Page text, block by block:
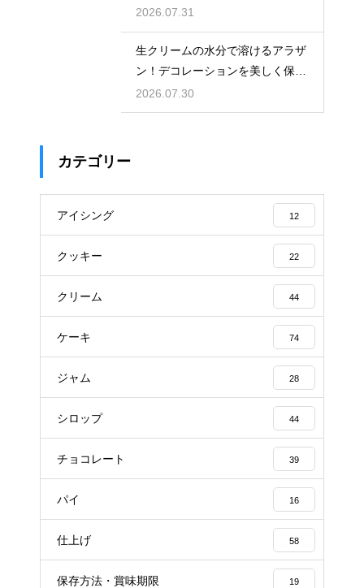
ジャムに仕上げる
2026.07.31
生クリームの水分で溶けるアラザ
ン！デコレーションを美しく保つ
ための飾るタイミングとコツ
2026.07.30
カテゴリー
アイシング 12
クッキー 22
クリーム 44
ケーキ 74
ジャム 28
シロップ 44
チョコレート 39
パイ 16
仕上げ 58
保存方法・賞味期限 19